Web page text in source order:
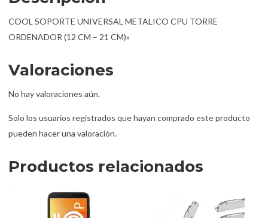
COOL SOPORTE UNIVERSAL METALICO CPU TORRE
ORDENADOR (12 CM – 21 CM)»
Valoraciones
No hay valoraciones aún.
Solo los usuarios registrados que hayan comprado este producto
pueden hacer una valoración.
Productos relacionados